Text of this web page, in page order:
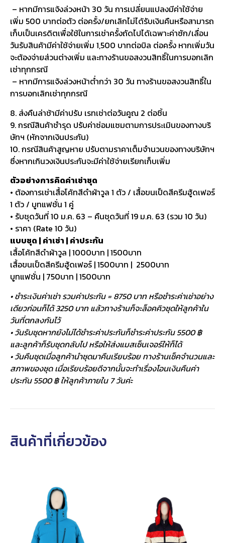
– หากมีการแจ้งล่วงหน้า 30 วัน การเปลี่ยนแปลงมีค่าใช้จ่าย
เพิ่ม 500 บาทต่อตัว ต่อครั้ง/ยกเลิกไม่ได้รับเงินคืนหรือสามารถ
เก็บเป็นเครดิตเพื่อใช้ในการเช่าครั้งถัดไปได้เฉพาะค่าซัก/เลื่อน
วันรับสินค้ามีค่าใช้จ่ายเพิ่ม 1,500 บาทต่อบิล ต่อครั้ง หากเพิ่มวัน
จะต้องจ่ายส่วนต่างเพิ่ม และทางร้านขอสงวนสิทธิ์ในการบอกเลิก
เช่าทุกกรณี
– หากมีการแจ้งล่วงหน้าต่ำกว่า 30 วัน ทางร้านขอสงวนสิทธิ์ใน
การบอกเลิกเช่าทุกกรณี
8. ส่งคืนล่าช้ามีค่าปรับ เรทเช่าต่อวันคูณ 2 ต่อชิ้น
9. กรณีสินค้าชำรุด ปรับค่าซ่อมแซมตามการประเมินของทางบริ
ษัทฯ (หักจากเงินประกัน)
10. กรณีสินค้าสูญหาย ปรับตามราคาเต็มจำนวนของทางบริษัทฯ
ซึ่งหากเกินวงเงินประกันจะมีค่าใช้จ่ายเรียกเก็บเพิ่ม
ตัวอย่างการคิดค่าเช่าชุด
• ต้องการเช่าเสื้อโค้ทสีดำผ้าวูล 1 ตัว / เสื้อขนเป็ดสีครีมฮู้ดเฟอร์
1 ตัว / บูทแฟชั่น 1 คู่
• รับชุดวันที่ 10 ม.ค. 63 – คืนชุดวันที่ 19 ม.ค. 63 (รวม 10 วัน)
• ราคา (Rate 10 วัน)
แบบชุด | ค่าเช่า | ค่าประกัน
เสื้อโค้ทสีดำผ้าวูล | 1000บาท | 1500บาท
เสื้อขนเป็ดสีครีมฮู้ดเฟอร์ | 1500บาท | 2500บาท
บูทแฟชั่น | 750บาท | 1500บาท
• ชำระเงินค่าเช่า รวมค่าประกัน = 8750 บาท หรือชำระค่าเช่าอย่าง
เดียวก่อนก็ได้ 3250 บาท แล้วทางร้านก็จะล็อคคิวชุดให้ลูกค้าใน
วันที่ตกลงกันไว้
• วันรับชุดหากยังไม่ได้ชำระค่าประกันก็ชำระค่าประกัน 5500 ฿
และลูกค้าก็รับชุดกลับไป หรือให้ส่งแมสเซ็นเจอร์ให้ก็ได้
• วันคืนชุดเมื่อลูกค้านำชุดมาคืนเรียบร้อย ทางร้านเช็คจำนวนและ
สภาพของชุด เมื่อเรียบร้อยดีจากนั้นจะทำเรื่องโอนเงินคืนค่า
ประกัน 5500 ฿ ให้ลูกค้าภายใน 7 วันค่ะ
สินค้าที่เกี่ยวข้อง